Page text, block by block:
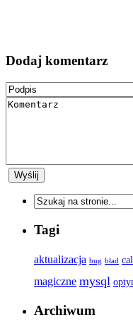
Dodaj komentarz
Tagi
aktualizacja bug bład
magiczne mysql
Archiwum